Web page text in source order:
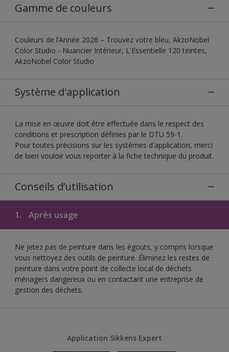
Gamme de couleurs
Couleurs de l’Année 2026 – Trouvez votre bleu, AkzoNobel
Color Studio - Nuancier Intérieur, L'Essentielle 120 teintes,
AkzoNobel Color Studio
Système d'application
La mise en œuvre doit être effectuée dans le respect des
conditions et prescription définies par le DTU 59-1.
Pour toutes précisions sur les systèmes d'application, merci
de bien vouloir vous reporter à la fiche technique du produit.
Conseils d’utilisation
1. Après usage
Ne jetez pas de peinture dans les égouts, y compris lorsque
vous nettoyez des outils de peinture. Éliminez les restes de
peinture dans votre point de collecte local de déchets
ménagers dangereux ou en contactant une entreprise de
gestion des déchets.
Application Sikkens Expert